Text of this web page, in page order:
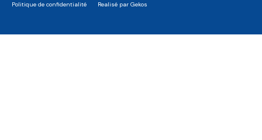
Politique de confidentialité Realisé par Gekos